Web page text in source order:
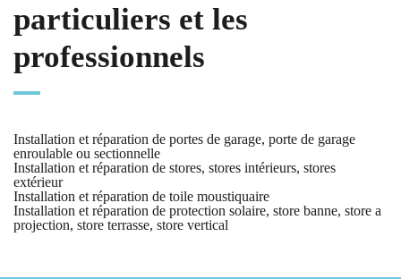
particuliers et les
professionnels
Installation et réparation de portes de garage, porte de garage
enroulable ou sectionnelle
Installation et réparation de stores, stores intérieurs, stores
extérieur
Installation et réparation de toile moustiquaire
Installation et réparation de protection solaire, store banne, store a
projection, store terrasse, store vertical